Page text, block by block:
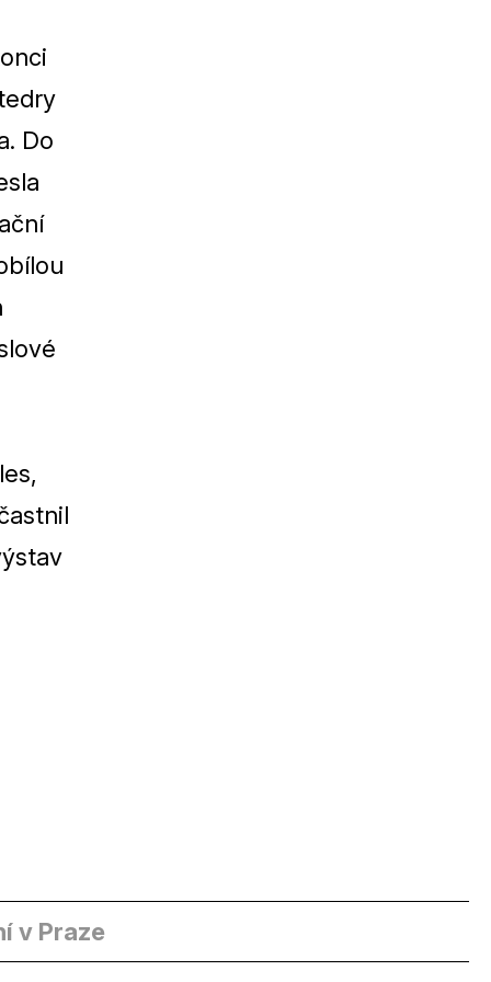
Do
v Praze